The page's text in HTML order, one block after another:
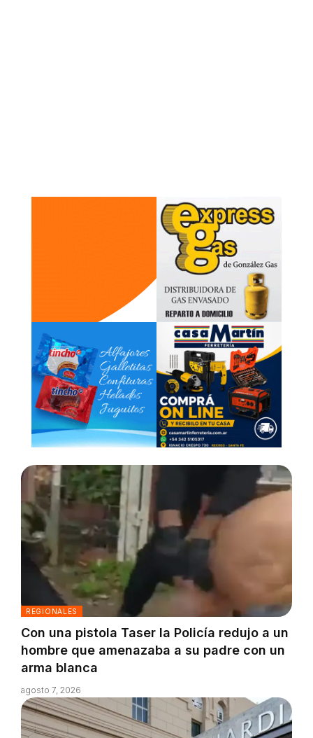
REGIONALES
Con una pistola Taser la Policía redujo a un
hombre que amenazaba a su padre con un
arma blanca
agosto 7, 2026